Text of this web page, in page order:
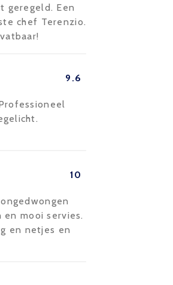
geregeld. Een
chef Terenzio.
9.6
10
mooi servies.
en netjes en